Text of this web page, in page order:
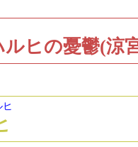
ヒの憂鬱(涼